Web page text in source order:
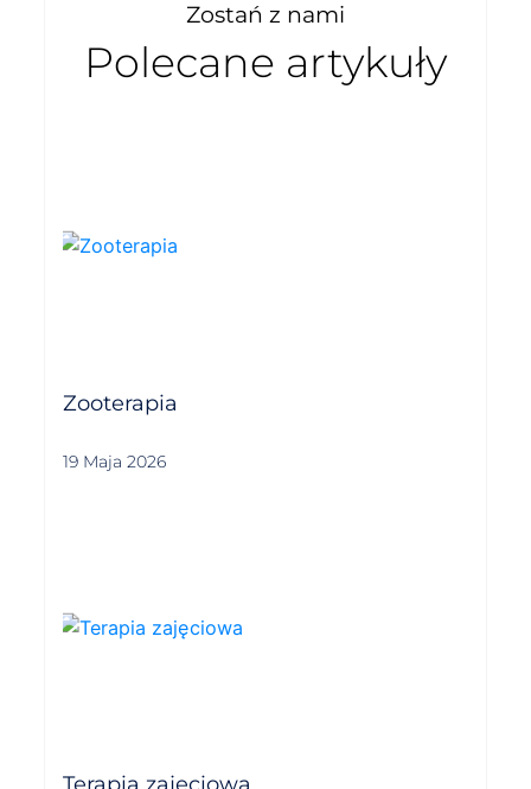
Zostań z nami
Polecane artykuły
Zooterapia
19 Maja 2026